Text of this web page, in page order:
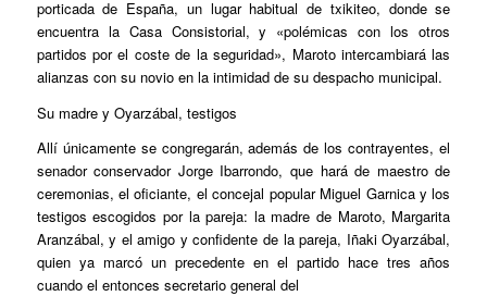
porticada de España, un lugar habitual de txikiteo, donde se
encuentra la Casa Consistorial, y «polémicas con los otros
partidos por el coste de la seguridad», Maroto intercambiará las
alianzas con su novio en la intimidad de su despacho municipal.
Su madre y Oyarzábal, testigos
Allí únicamente se congregarán, además de los contrayentes, el
senador conservador Jorge Ibarrondo, que hará de maestro de
ceremonias, el oficiante, el concejal popular Miguel Garnica y los
testigos escogidos por la pareja: la madre de Maroto, Margarita
Aranzábal, y el amigo y confidente de la pareja, Iñaki Oyarzábal,
quien ya marcó un precedente en el partido hace tres años
cuando el entonces secretario general del